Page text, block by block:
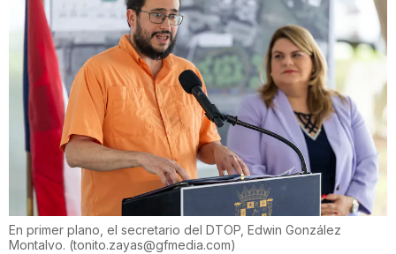
En primer plano, el secretario del DTOP, Edwin González
Montalvo. (tonito.zayas@gfmedia.com)